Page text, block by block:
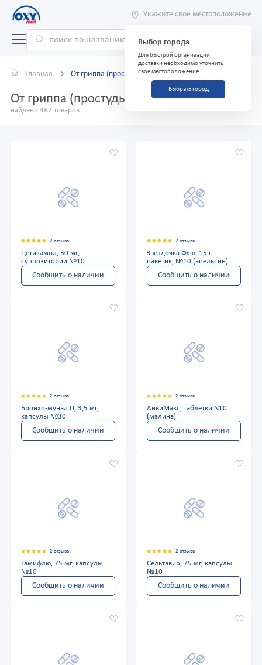
Укажите свое местоположение
Выбор города
Для быстрой организации
доставки необходимо уточнить
свое местоположение
Выбрать город
Главная От гриппа (простуды)
От гриппа (простуды)
найдено 487 товаров
2 отзыва
Цетикамол, 50 мг,
суппозитории №10
Сообщить о наличии
2 отзыва
Звездочка Флю, 15 г,
пакетик, №10 (апельсин)
Сообщить о наличии
2 отзыва
Бронхо-мунал П, 3,5 мг,
капсулы №30
Сообщить о наличии
2 отзыва
АнвиМакс, таблетки N10
(малина)
Сообщить о наличии
2 отзыва
Тамифлю, 75 мг, капсулы
№10
Сообщить о наличии
2 отзыва
Сельтавир, 75 мг, капсулы
№10
Сообщить о наличии